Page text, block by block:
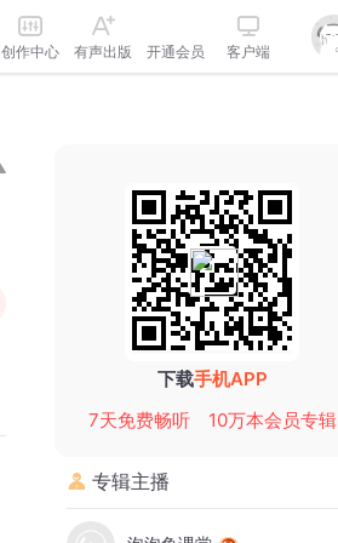
创作中心 有声出版 开通会员 客户端
下载手机APP
7天免费畅听
10万本会员专辑
专辑主播